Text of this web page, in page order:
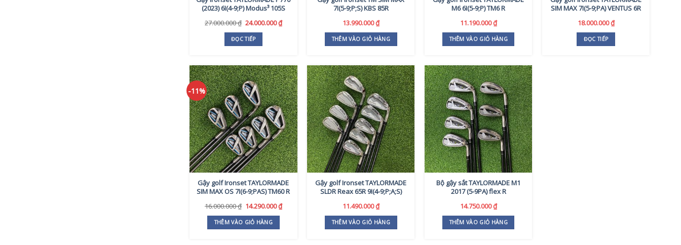
(2023) 6I(4-9;P) Modus³ 105S
27.000.000₫ Giá
là:
27.000.000 ₫.
24.000.000₫Giá
ĐỌC TIẾP
7I(5-9;P;S) KBS 85R
13.990.000₫
THÊM VÀO GIỎ HÀNG
M6 6I(5-9;P) TM6 R
11.190.000₫
THÊM VÀO GIỎ HÀNG
SIM MAX 7I(5-9;PA) VENTUS 6R
18.000.000₫
ĐỌC TIẾP
-11%
Gậy golf Ironset TAYLORMADE
SIM MAX OS 7I(6-9;PAS) TM60 R
16.000.000₫ Giá
là:
16.000.000 ₫.
14.290.000₫Giá
THÊM VÀO GIỎ HÀNG
Gậy golf Ironset TAYLORMADE
SLDR Reax 65R 9I(4-9;P;A;S)
11.490.000₫
THÊM VÀO GIỎ HÀNG
Bộ gậy sắt TAYLORMADE M1
2017 (5-9PA) flex R
14.750.000₫
THÊM VÀO GIỎ HÀNG